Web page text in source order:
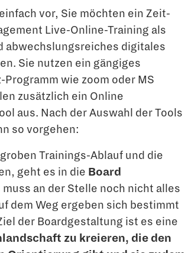
vor, Sie möchten ein Zeit-
Live-Online-Training als
abwechslungsreiches digitales
Sie nutzen ein gängiges
wie zoom oder MS
zusätzlich ein Online
aus. Nach der Auswahl der Tools
so vorgehen:
Trainings-Ablauf und die
geht es in die Board
muss an der Stelle noch nicht alles
dem Weg ergeben sich bestimmt
der Boardgestaltung ist es eine
zu kreieren, die den